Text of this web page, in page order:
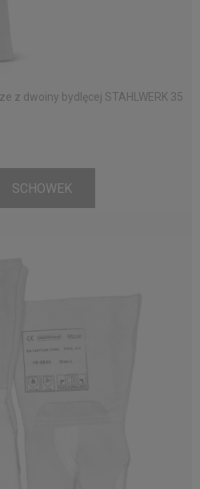
z dwoiny bydlęcej STAHLWERK 35
SCHOWEK